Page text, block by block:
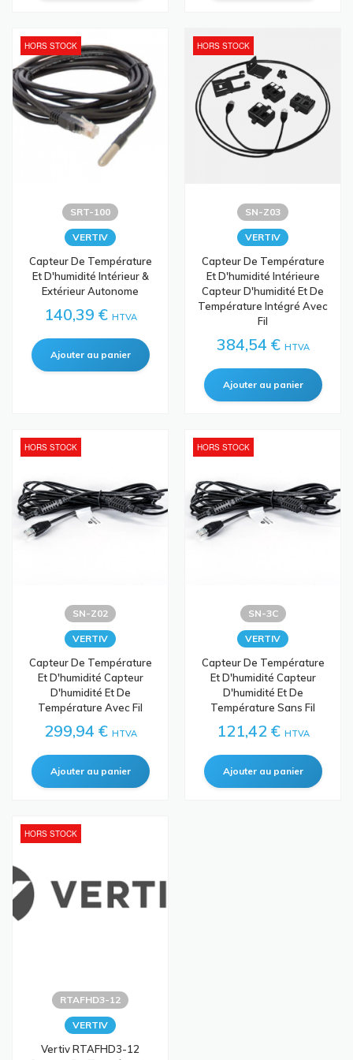
HORS STOCK
SRT-100
VERTIV
Capteur De Température
Et D'humidité Intérieur &
Extérieur Autonome
140,39 € HTVA
HORS STOCK
SN-Z03
VERTIV
Capteur De Température
Et D'humidité Intérieure
Capteur D'humidité Et De
Température Intégré Avec
Fil
384,54 € HTVA
HORS STOCK
SN-Z02
VERTIV
Capteur De Température
Et D'humidité Capteur
D'humidité Et De
Température Avec Fil
299,94 € HTVA
HORS STOCK
SN-3C
VERTIV
Capteur De Température
Et D'humidité Capteur
D'humidité Et De
Température Sans Fil
121,42 € HTVA
HORS STOCK
RTAFHD3-12
VERTIV
Vertiv RTAFHD3-12